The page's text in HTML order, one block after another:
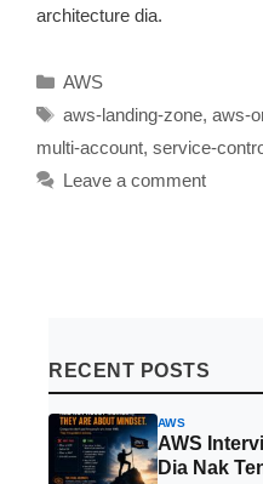
architecture dia.
Categories
AWS
Tags
aws-landing-zone, aws-
multi-account, service-
Leave a comment
RECENT POSTS
AWS
AWS
Dia Nak